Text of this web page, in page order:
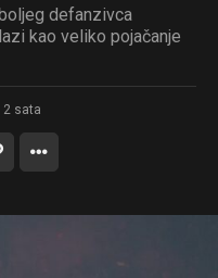
defanzivca
kao veliko pojačanje
2 sata